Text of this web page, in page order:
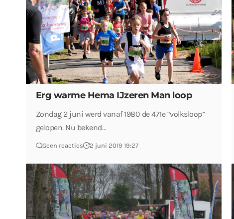
Erg warme Hema IJzeren Man loop
Zondag 2 juni werd vanaf 1980 de 471e “volksloop”
gelopen. Nu bekend…
Geen reacties 2 juni 2019 19:27